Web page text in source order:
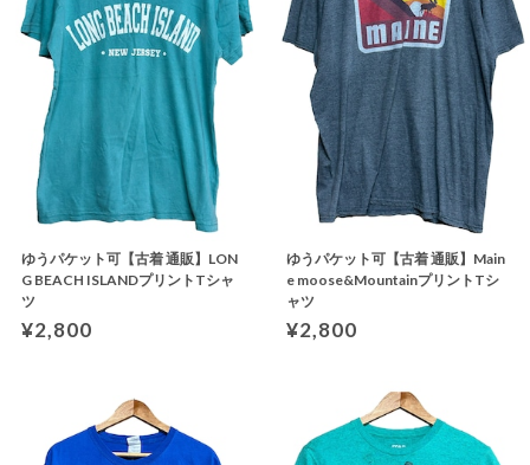
ゆうパケット可【古着 通販】LON
G BEACH ISLANDプリントTシャ
ツ
¥2,800
ゆうパケット可【古着 通販】Main
e moose&MountainプリントTシ
ャツ
¥2,800